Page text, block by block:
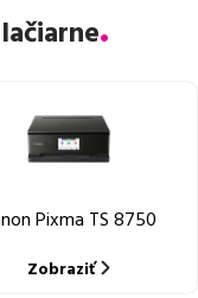
Pixma TS 8750
Zobraziť